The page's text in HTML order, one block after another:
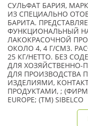
СУЛЬФАТ БАРИЯ,
ИЗ СПЕЦИАЛЬНО
БАРИТА.
ФУНКЦИОНАЛЬНЫЙ
ЛАКОКРАСОЧНОЙ
ОКОЛО 4, 4 Г/СМ3.
25 КГ/НЕТТО. БЕЗ
ДЛЯ ХОЗЯЙСТВЕННО-
ДЛЯ ПРОИЗВОДСТВА
ИЗДЕЛИЯМИ,
ПРОДУКТАМИ, ; (ФИРМА)
EUROPE; (TM) SIBELCO